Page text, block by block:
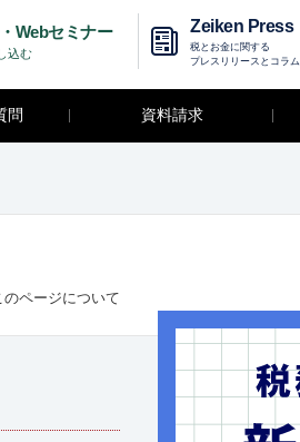
Webセミナー
込む
Zeiken Press
税とお金に関する
プレスリリースとコラム
問 資料請求
のページについて